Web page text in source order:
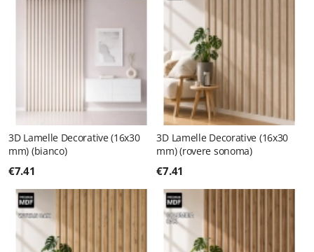
3D Lamelle Decorative (16x30
mm) (bianco)
€7.41
3D Lamelle Decorative (16x30
mm) (rovere sonoma)
€7.41